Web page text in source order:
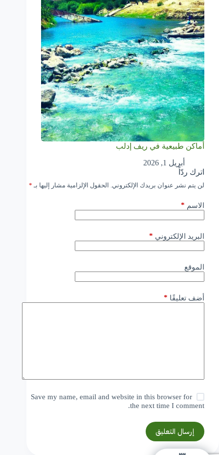
أماكن طبيعية في ريف إدلب
أبريل 1, 2026
اترك ردّاً
لن يتم نشر عنوان بريدك الإلكتروني. الحقول الإلزامية مشار إليها بـ *
الاسم *
البريد الإلكتروني *
الموقع
أضف تعليقًا *
Save my name, email and website in this browser for
the next time I comment.
إرسال التعليق